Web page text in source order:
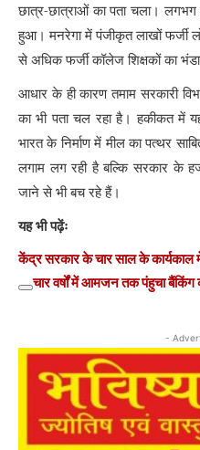
छात्र-छात्राओं का पता चला। लगभग
हुआ। मनरेगा में पंजीकृत लाखों फर्जी
से अधिक फर्जी कॉलेज शिक्षकों का
आधार के ही कारण तमाम सरकारी
का भी पता चल रहा है। हकीकत में
भारत के निर्माण में मील का पत्थर
लगाम लग रही है बल्कि सरकार के
जाने से भी बच रहे हैं।
यह भी पढ़ेंः
केंद्र सरकार के चार साल के कार्यकाल में
चार वर्षों में आमजन तक पंहुचा बैंकिंग
-